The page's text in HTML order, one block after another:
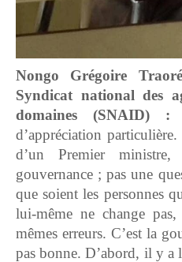
Nongo Grégoire
Syndicat national des
domaines (SNAID) :
d’appréciation
d’un Premier
gouvernance ; pas une
que soient les personnes
lui-même ne change
mêmes erreurs. C’est la
pas bonne. D’abord, il y a